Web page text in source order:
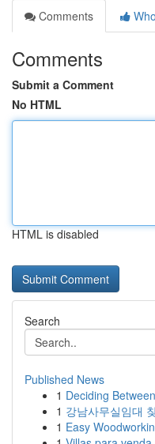
Comments
Comments
Submit a Comment
No HTML
HTML is disabled
Search
Published News
1 Deciding
1 강남사무실임대
1 Easy